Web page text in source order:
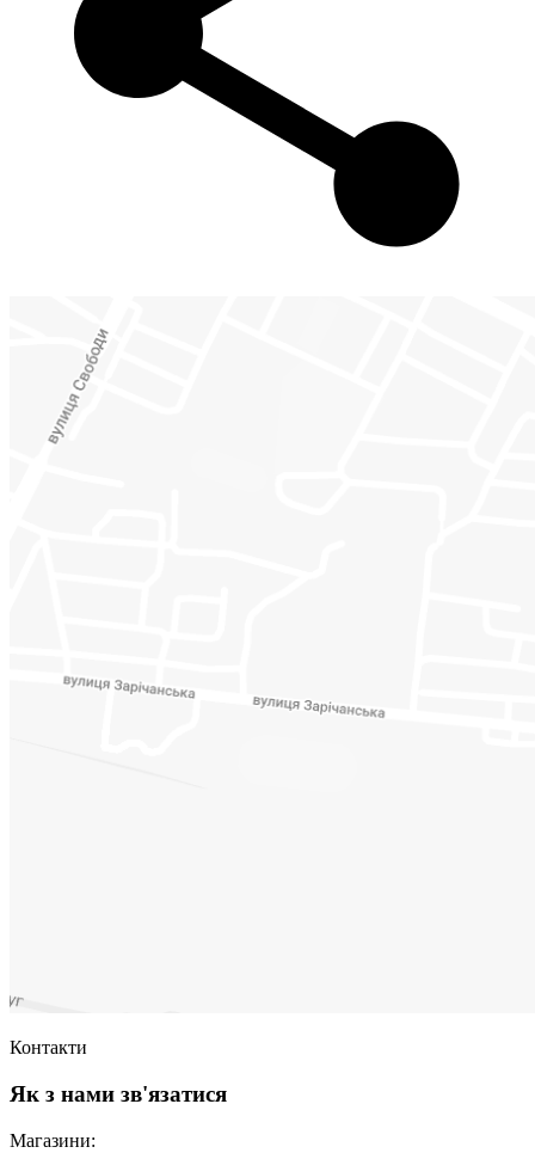
Контакти
Як з нами зв'язатися
Магазини: